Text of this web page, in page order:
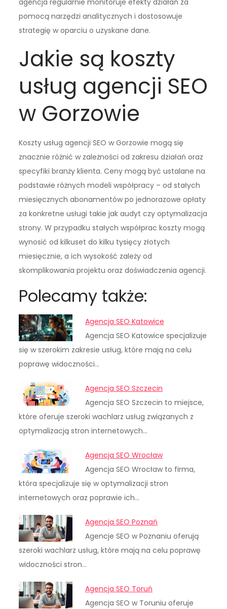
agencja regularnie monitoruje efekty działań za
pomocą narzędzi analitycznych i dostosowuje
strategię w oparciu o uzyskane dane.
Jakie są koszty
usług agencji SEO
w Gorzowie
Koszty usług agencji SEO w Gorzowie mogą się
znacznie różnić w zależności od zakresu działań oraz
specyfiki branży klienta. Ceny mogą być ustalane na
podstawie różnych modeli współpracy – od stałych
miesięcznych abonamentów po jednorazowe opłaty
za konkretne usługi takie jak audyt czy optymalizacja
strony. W przypadku stałych współprac koszty mogą
wynosić od kilkuset do kilku tysięcy złotych
miesięcznie, a ich wysokość zależy od
skomplikowania projektu oraz doświadczenia agencji.
Polecamy także:
Agencja SEO Katowice
Agencja SEO Katowice specjalizuje
się w szerokim zakresie usług, które mają na celu
poprawę widoczności…
Agencja SEO Szczecin
Agencja SEO Szczecin to miejsce,
które oferuje szeroki wachlarz usług związanych z
optymalizacją stron internetowych…
Agencja SEO Wrocław
Agencja SEO Wrocław to firma,
która specjalizuje się w optymalizacji stron
internetowych oraz poprawie ich…
Agencja SEO Poznań
Agencje SEO w Poznaniu oferują
szeroki wachlarz usług, które mają na celu poprawę
widoczności stron…
Agencja SEO Toruń
Agencja SEO w Toruniu oferuje